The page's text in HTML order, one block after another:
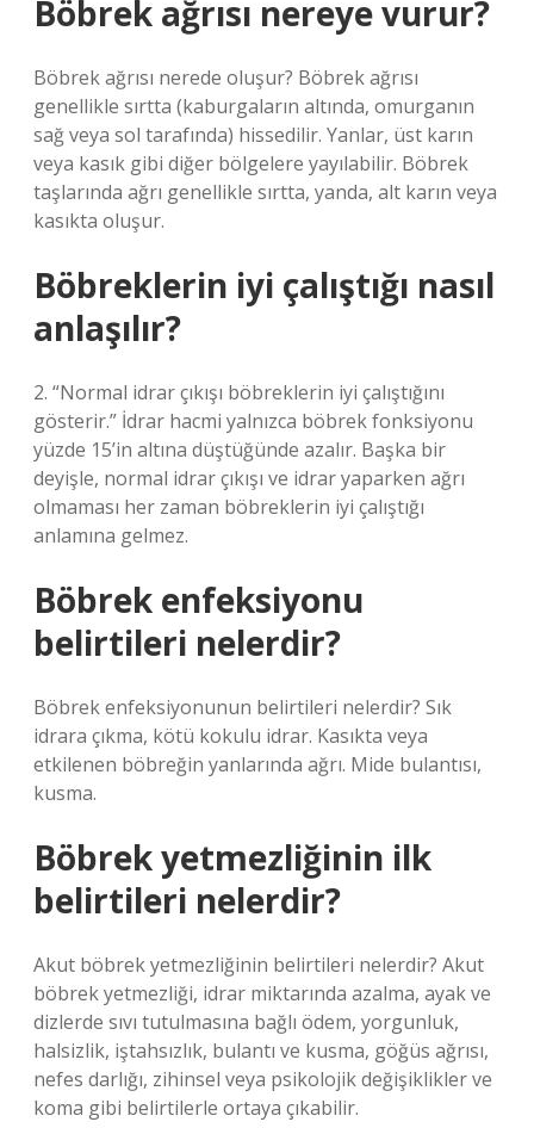
Böbrek ağrısı nereye vurur?
Böbrek ağrısı nerede oluşur? Böbrek ağrısı
genellikle sırtta (kaburgaların altında, omurganın
sağ veya sol tarafında) hissedilir. Yanlar, üst karın
veya kasık gibi diğer bölgelere yayılabilir. Böbrek
taşlarında ağrı genellikle sırtta, yanda, alt karın veya
kasıkta oluşur.
Böbreklerin iyi çalıştığı nasıl
anlaşılır?
2. “Normal idrar çıkışı böbreklerin iyi çalıştığını
gösterir.” İdrar hacmi yalnızca böbrek fonksiyonu
yüzde 15’in altına düştüğünde azalır. Başka bir
deyişle, normal idrar çıkışı ve idrar yaparken ağrı
olmaması her zaman böbreklerin iyi çalıştığı
anlamına gelmez.
Böbrek enfeksiyonu
belirtileri nelerdir?
Böbrek enfeksiyonunun belirtileri nelerdir? Sık
idrara çıkma, kötü kokulu idrar. Kasıkta veya
etkilenen böbreğin yanlarında ağrı. Mide bulantısı,
kusma.
Böbrek yetmezliğinin ilk
belirtileri nelerdir?
Akut böbrek yetmezliğinin belirtileri nelerdir? Akut
böbrek yetmezliği, idrar miktarında azalma, ayak ve
dizlerde sıvı tutulmasına bağlı ödem, yorgunluk,
halsizlik, iştahsızlık, bulantı ve kusma, göğüs ağrısı,
nefes darlığı, zihinsel veya psikolojik değişiklikler ve
koma gibi belirtilerle ortaya çıkabilir.